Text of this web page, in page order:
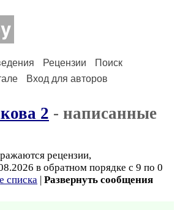
Рецензии
Поиск
Вход для авторов
2 - написанные
рецензии,
в обратном порядке с 9 по 0
списка | Развернуть сообщения